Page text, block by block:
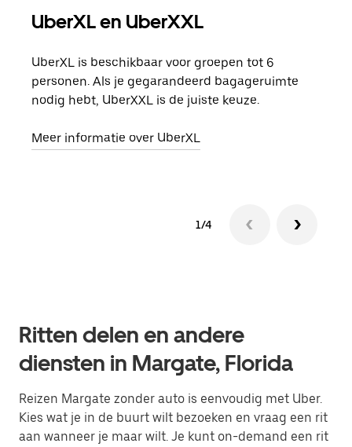
UberXL en UberXXL
UberXL is beschikbaar voor groepen tot 6
personen. Als je gegarandeerd bagageruimte
nodig hebt, UberXXL is de juiste keuze.
Meer informatie over UberXL
1/4
Ritten delen en andere
diensten in Margate, Florida
Reizen Margate zonder auto is eenvoudig met Uber.
Kies wat je in de buurt wilt bezoeken en vraag een rit
aan wanneer je maar wilt. Je kunt on-demand een rit